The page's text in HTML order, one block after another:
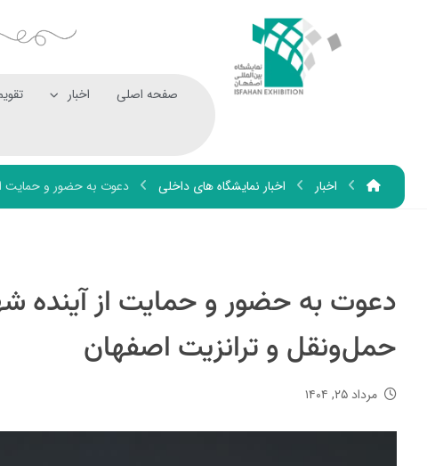
صفحه اصلی اخبار
اخبار اخبار نمایشگاه های داخلی دعوت به حضور و حمایت
دعوت به حضور و حمایت از آینده
حمل‌ونقل و ترانزیت اصفهان
مرداد ۲۵, ۱۴۰۴